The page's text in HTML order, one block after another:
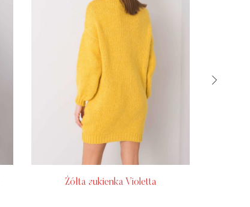
Żółta sukienka Violetta